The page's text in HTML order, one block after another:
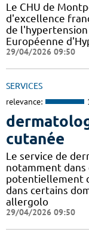
Le CHU de
d'excellence
de
Européenne
29/04/2026 09:50
SERVICES
relevance:
cutanée
Le service de
notamment
potentiellement
dans certains
allergolo
29/04/2026 09:50